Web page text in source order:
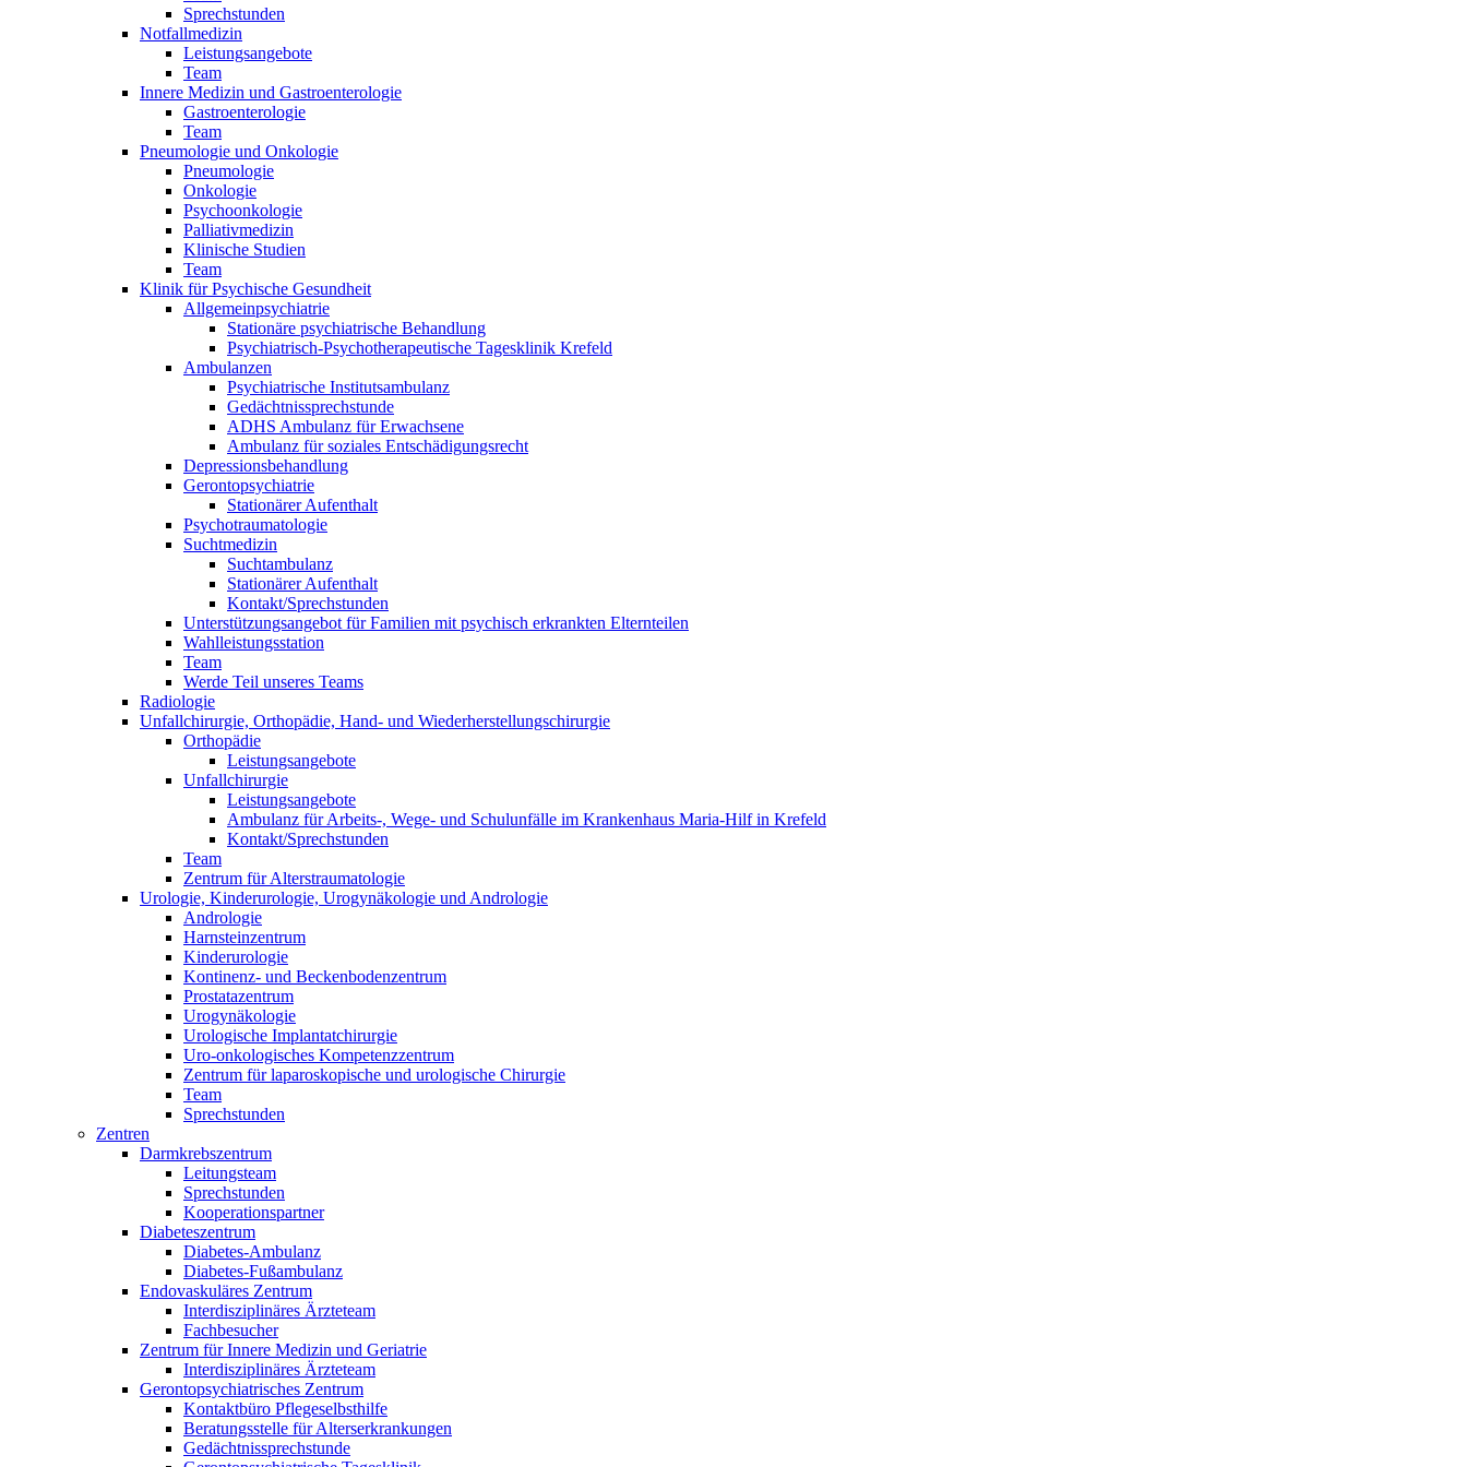
Sprechstunden
Notfallmedizin
Leistungsangebote
Team
Innere Medizin und Gastroenterologie
Gastroenterologie
Team
Pneumologie und Onkologie
Pneumologie
Onkologie
Psychoonkologie
Palliativmedizin
Klinische Studien
Team
Klinik für Psychische Gesundheit
Allgemeinpsychiatrie
Stationäre psychiatrische Behandlung
Psychiatrisch-Psychotherapeutische Tagesklinik Krefeld
Ambulanzen
Psychiatrische Institutsambulanz
Gedächtnissprechstunde
ADHS Ambulanz für Erwachsene
Ambulanz für soziales Entschädigungsrecht
Depressionsbehandlung
Gerontopsychiatrie
Stationärer Aufenthalt
Psychotraumatologie
Suchtmedizin
Suchtambulanz
Stationärer Aufenthalt
Kontakt/Sprechstunden
Unterstützungsangebot für Familien mit psychisch erkrankten Elternteilen
Wahlleistungsstation
Team
Werde Teil unseres Teams
Radiologie
Unfallchirurgie, Orthopädie, Hand- und Wiederherstellungschirurgie
Orthopädie
Leistungsangebote
Unfallchirurgie
Leistungsangebote
Ambulanz für Arbeits-, Wege- und Schulunfälle im Krankenhaus Maria-Hilf in Krefeld
Kontakt/Sprechstunden
Team
Zentrum für Alterstraumatologie
Urologie, Kinderurologie, Urogynäkologie und Andrologie
Andrologie
Harnsteinzentrum
Kinderurologie
Kontinenz- und Beckenbodenzentrum
Prostatazentrum
Urogynäkologie
Urologische Implantatchirurgie
Uro-onkologisches Kompetenzzentrum
Zentrum für laparoskopische und urologische Chirurgie
Team
Sprechstunden
Zentren
Darmkrebszentrum
Leitungsteam
Sprechstunden
Kooperationspartner
Diabeteszentrum
Diabetes-Ambulanz
Diabetes-Fußambulanz
Endovaskuläres Zentrum
Interdisziplinäres Ärzteteam
Fachbesucher
Zentrum für Innere Medizin und Geriatrie
Interdisziplinäres Ärzteteam
Gerontopsychiatrisches Zentrum
Kontaktbüro Pflegeselbsthilfe
Beratungsstelle für Alterserkrankungen
Gedächtnissprechstunde